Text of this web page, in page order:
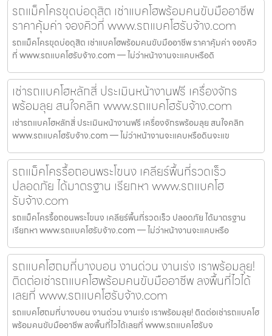
รถแม็คโครขุดบ่อดุสิต เช่าแบคโฮพร้อมคนขับมืออาชีพ
ราคาคุ้มค่า จองคิวที่ www.รถแบคโฮรับจ้าง.com
รถแม็คโครขุดบ่อดุสิต เช่าแบคโฮพร้อมคนขับมืออาชีพ ราคาคุ้มค่า จองคิว
ที่ www.รถแบคโฮรับจ้าง.com — ไม่ว่าหน้างานจะแคบหรือดิ
เช่ารถแบคโฮหลักสี่ ประเมินหน้างานฟรี เครื่องจักร
พร้อมลุย สนใจคลิก www.รถแบคโฮรับจ้าง.com
เช่ารถแบคโฮหลักสี่ ประเมินหน้างานฟรี เครื่องจักรพร้อมลุย สนใจคลิก
www.รถแบคโฮรับจ้าง.com — ไม่ว่าหน้างานจะแคบหรือดินจะแข
รถแม็คโครรื้อถอนพระโขนง เคลียร์พื้นที่รวดเร็ว
ปลอดภัย ได้มาตรฐาน เรียกหา www.รถแบคโฮ
รับจ้าง.com
รถแม็คโครรื้อถอนพระโขนง เคลียร์พื้นที่รวดเร็ว ปลอดภัย ได้มาตรฐาน
เรียกหา www.รถแบคโฮรับจ้าง.com — ไม่ว่าหน้างานจะแคบหรือ
รถแบคโฮถมที่บางบอน งานด่วน งานเร่ง เราพร้อมลุย!
ติดต่อเช่ารถแบคโฮพร้อมคนขับมืออาชีพ ลงพื้นที่ไวได้
เลยที่ www.รถแบคโฮรับจ้าง.com
รถแบคโฮถมที่บางบอน งานด่วน งานเร่ง เราพร้อมลุย! ติดต่อเช่ารถแบคโฮ
พร้อมคนขับมืออาชีพ ลงพื้นที่ไวได้เลยที่ www.รถแบคโฮรับจ